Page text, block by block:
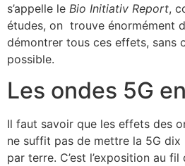
s’appelle le Bio Initiativ Report,
études, on trouve énormément
démontrer tous ces effets, sans
possible.
Les ondes 5G
Il faut savoir que les effets des
ne suffit pas de mettre la 5G
par terre. C’est l’exposition au